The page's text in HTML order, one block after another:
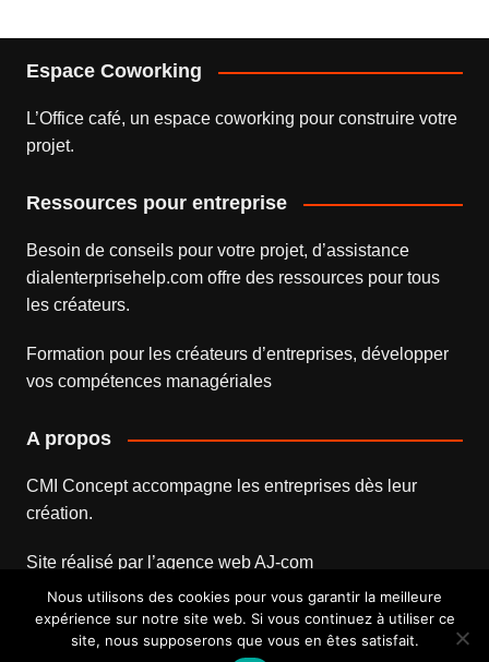
Espace Coworking
L’Office café, un espace coworking pour construire votre
projet.
Ressources pour entreprise
Besoin de conseils pour votre projet, d’assistance
dialenterprisehelp.comoffre des ressources pour tous
les créateurs.
Formation pour les créateurs d’entreprises, développer
vos compétences managériales
A propos
CMI Concept accompagne les entreprises dès leur
création.
Site réalisé par l’agence webAJ-com
Nous utilisons des cookies pour vous garantir la meilleure
expérience sur notre site web. Si vous continuez à utiliser ce
site, nous supposerons que vous en êtes satisfait.